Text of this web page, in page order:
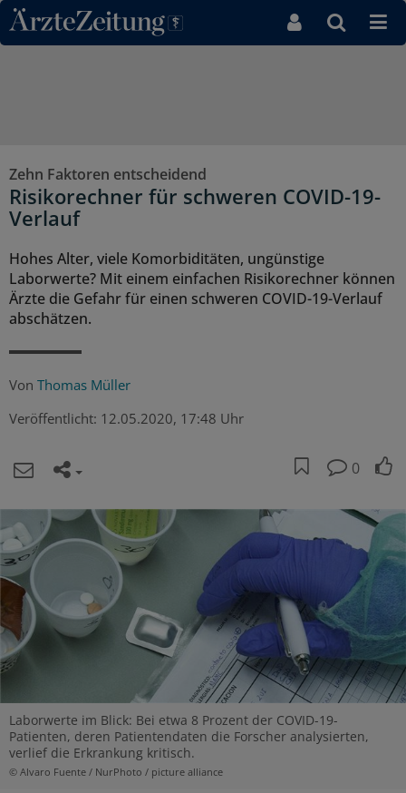
Direkt zum Inhaltsbereich
Zehn Faktoren entscheidend
Risikorechner für schweren COVID-19-
Verlauf
Hohes Alter, viele Komorbiditäten, ungünstige
Laborwerte? Mit einem einfachen Risikorechner können
Ärzte die Gefahr für einen schweren COVID-19-Verlauf
abschätzen.
Von Thomas Müller
Veröffentlicht: 12.05.2020, 17:48 Uhr
0
Laborwerte im Blick: Bei etwa 8 Prozent der COVID-19-
Patienten, deren Patientendaten die Forscher analysierten,
verlief die Erkrankung kritisch.
© Alvaro Fuente / NurPhoto / picture alliance